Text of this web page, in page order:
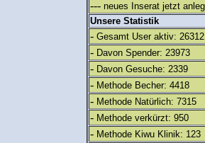
--- neues Inserat jetzt
Unsere Statistik
- Gesamt User aktiv: 26312
- Davon Spender: 23973
- Davon Gesuche: 2339
- Methode Becher: 4418
- Methode Natürlich: 7315
- Methode verkürzt: 950
- Methode Kiwu Klinik: 123